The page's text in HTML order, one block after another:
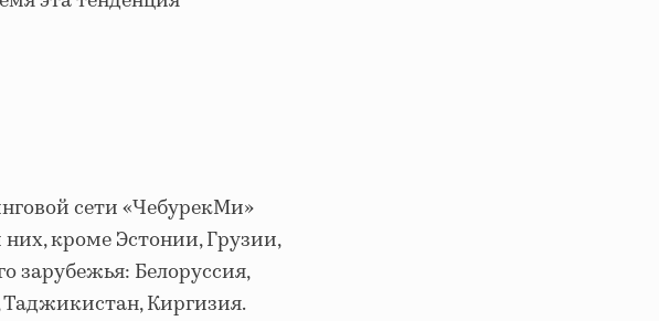
сети «ЧебурекМи»
кроме Эстонии, Грузии,
зарубежья: Белоруссия,
Таджикистан, Киргизия.